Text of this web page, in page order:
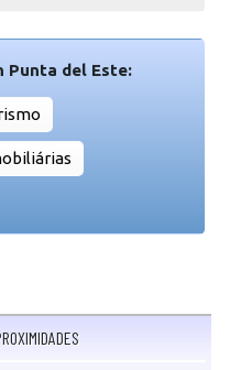
Punta del Este: